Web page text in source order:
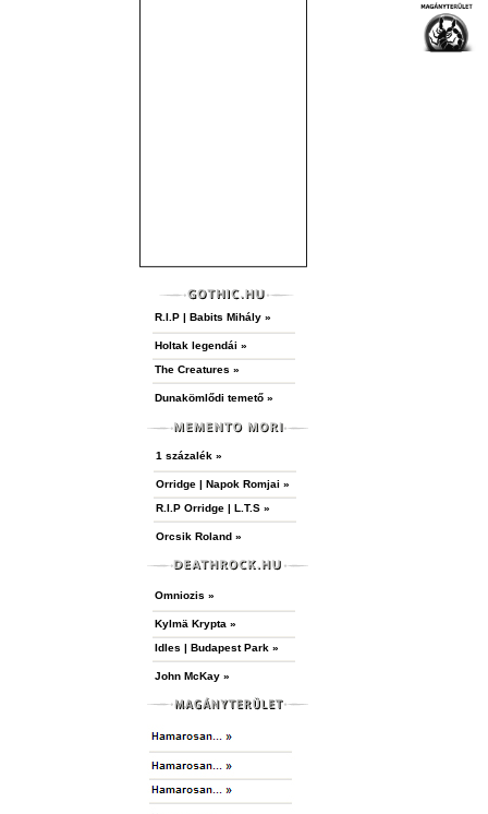
bejelentkezés
R.I.P | Babits Mihály »
Holtak legendái »
The Creatures »
Dunakömlődi temető »
1 százalék »
Orridge | Napok Romjai »
R.I.P Orridge | L.T.S »
Orcsik Roland »
Omniozis »
Kylmä Krypta »
Idles | Budapest Park »
John McKay »